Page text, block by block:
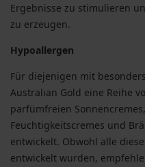
Ergebnisse zu stimulieren
zu erzeugen.
Hypoallergen
Für diejenigen mit
Australian Gold eine Reihe
parfümfreien
Feuchtigkeitscremes und
entwickelt. Obwohl alle
entwickelt wurden,